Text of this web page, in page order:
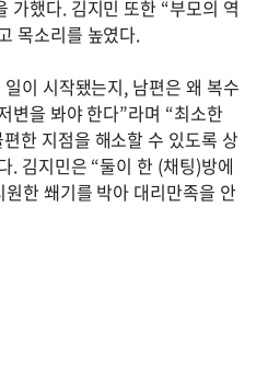
가했다. 김지민 또한 “부모의 역
목소리를 높였다.
이 시작됐는지, 남편은 왜 복수
변을 봐야 한다”라며 “최소한
한 지점을 해소할 수 있도록 상
. 김지민은 “둘이 한 (채팅)방에
한 쐐기를 박아 대리만족을 안